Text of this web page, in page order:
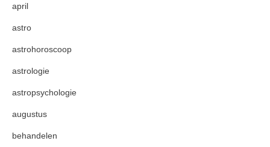
april
astro
astrohoroscoop
astrologie
astropsychologie
augustus
behandelen